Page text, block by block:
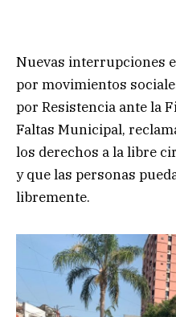
Nuevas interrupciones
por movimientos
por Resistencia ante la
Faltas Municipal,
los derechos a la libre
y que las personas
libremente.